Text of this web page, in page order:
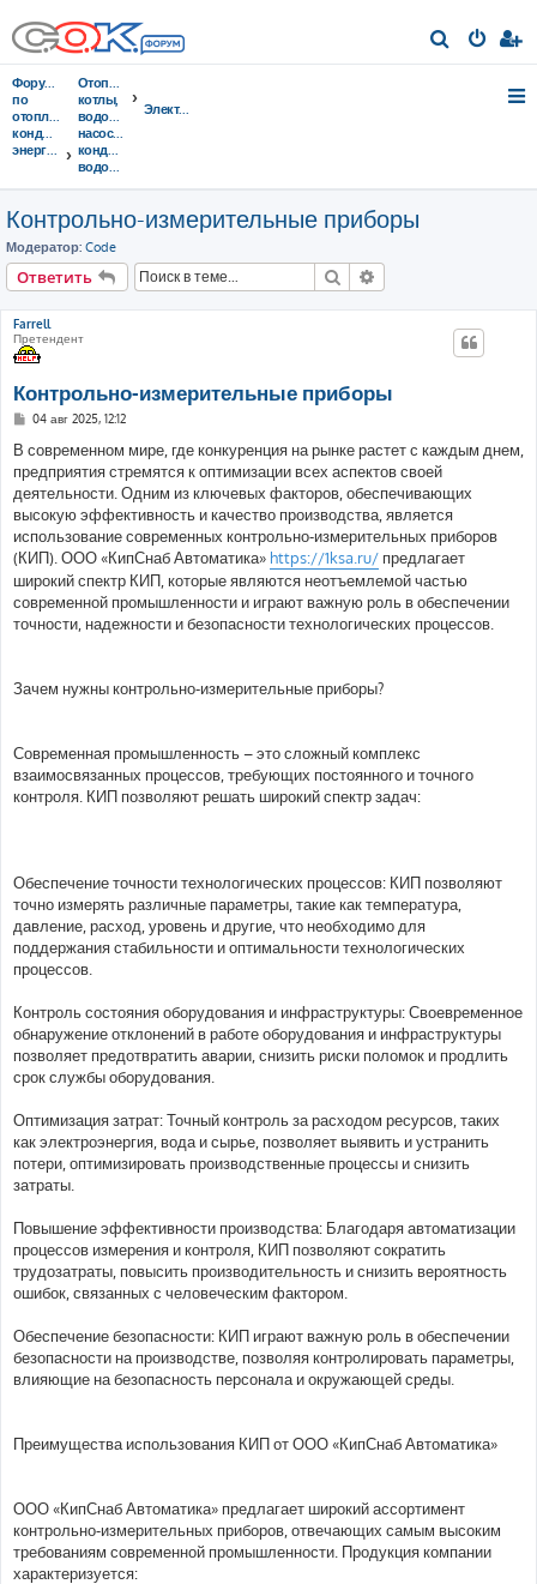
о
Форумы
по
отоплению,
кондиционированию,
энергосбережению
Отопительные
котлы,
водонагреватели,
насосы,
кондиционеры,
водоочистка...
Электроснабжение
Контрольно-измерительные приборы
Модератор: Code
Ответить Поиск
Farrell
Претендент
Контрольно-измерительные приборы
С
о
б
щ
е
н
и
е
04 авг 2025, 12:12
В современном мире, где конкуренция на рынке растет с каждым днем,
предприятия стремятся к оптимизации всех аспектов своей
деятельности. Одним из ключевых факторов, обеспечивающих
высокую эффективность и качество производства, является
использование современных контрольно-измерительных приборов
(КИП). ООО «КипСнаб Автоматика» https://1ksa.ru/ предлагает
широкий спектр КИП, которые являются неотъемлемой частью
современной промышленности и играют важную роль в обеспечении
точности, надежности и безопасности технологических процессов.
Зачем нужны контрольно-измерительные приборы?
Современная промышленность – это сложный комплекс
взаимосвязанных процессов, требующих постоянного и точного
контроля. КИП позволяют решать широкий спектр задач:
Обеспечение точности технологических процессов: КИП позволяют
точно измерять различные параметры, такие как температура,
давление, расход, уровень и другие, что необходимо для
поддержания стабильности и оптимальности технологических
процессов.
Контроль состояния оборудования и инфраструктуры: Своевременное
обнаружение отклонений в работе оборудования и инфраструктуры
позволяет предотвратить аварии, снизить риски поломок и продлить
срок службы оборудования.
Оптимизация затрат: Точный контроль за расходом ресурсов, таких
как электроэнергия, вода и сырье, позволяет выявить и устранить
потери, оптимизировать производственные процессы и снизить
затраты.
Повышение эффективности производства: Благодаря автоматизации
процессов измерения и контроля, КИП позволяют сократить
трудозатраты, повысить производительность и снизить вероятность
ошибок, связанных с человеческим фактором.
Обеспечение безопасности: КИП играют важную роль в обеспечении
безопасности на производстве, позволяя контролировать параметры,
влияющие на безопасность персонала и окружающей среды.
Преимущества использования КИП от ООО «КипСнаб Автоматика»
ООО «КипСнаб Автоматика» предлагает широкий ассортимент
контрольно-измерительных приборов, отвечающих самым высоким
требованиям современной промышленности. Продукция компании
характеризуется: